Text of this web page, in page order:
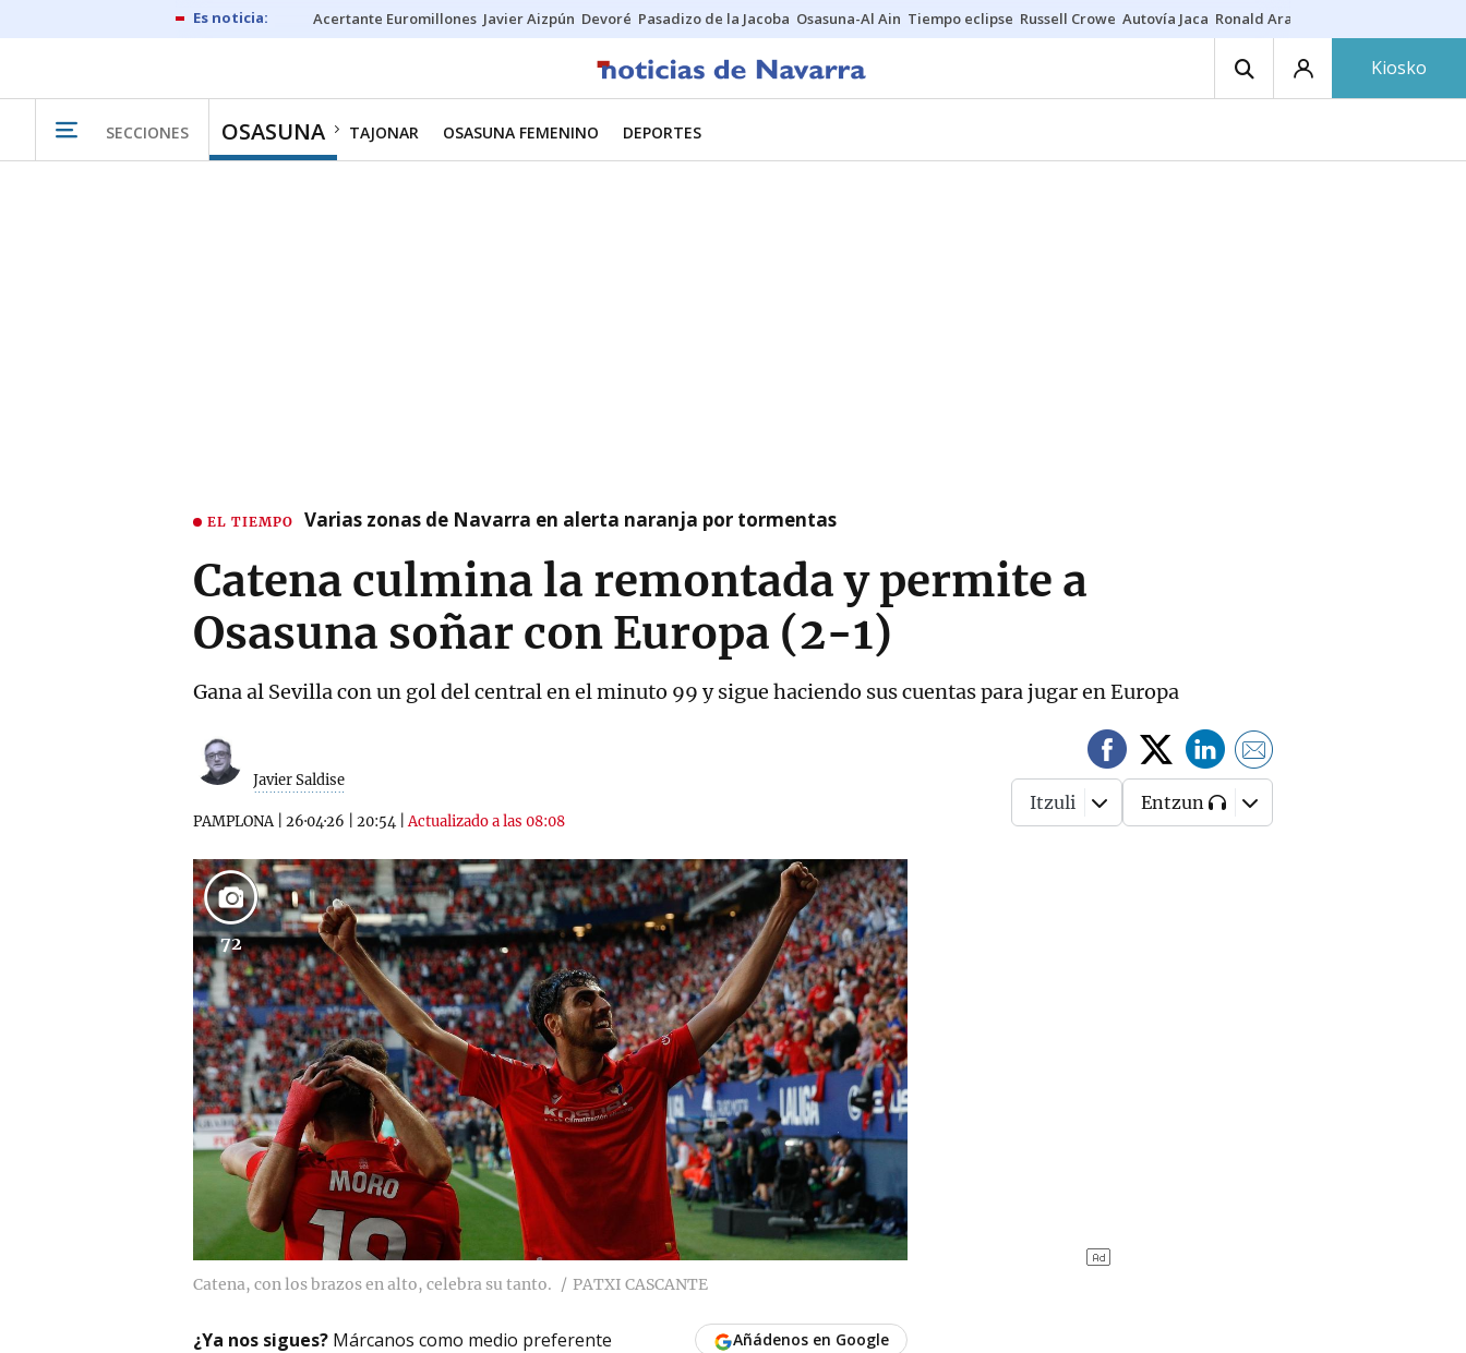
Acertante Euromillones Javier Aizpún Devoré Pasadizo de la Jacoba Osasuna-Al Ain Tiempo eclipse Russell Crowe Autovía Jaca Ronald Araújo
Kiosko
SECCIONES OSASUNA TAJONAR OSASUNA FEMENINO DEPORTES
EL TIEMPO Varias zonas de Navarra en alerta naranja por tormentas
Catena culmina la remontada y permite a
Osasuna soñar con Europa (2-1)
Gana al Sevilla con un gol del central en el minuto 99 y sigue haciendo sus cuentas para jugar en Europa
Javier Saldise
PAMPLONA| 26·04·26 20:54 |Actualizado a las 08:08
Itzuli Entzun
72
Catena, con los brazos en alto, celebra su tanto. PATXI CASCANTE
¿Ya nos sigues? Márcanos como medio preferente Añádenos en Google